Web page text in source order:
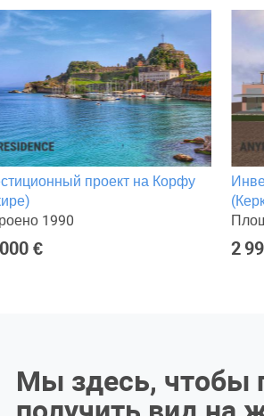
проект на Корфу
1990
€ 2
Мы здесь, чтобы